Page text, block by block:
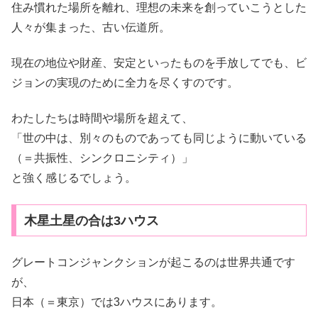
住み慣れた場所を離れ、理想の未来を創っていこうとした
人々が集まった、古い伝道所。
現在の地位や財産、安定といったものを手放してでも、ビ
ジョンの実現のために全力を尽くすのです。
わたしたちは時間や場所を超えて、
「世の中は、別々のものであっても同じように動いている
（＝共振性、シンクロニシティ）」
と強く感じるでしょう。
木星土星の合は3ハウス
グレートコンジャンクションが起こるのは世界共通です
が、
日本（＝東京）では3ハウスにあります。